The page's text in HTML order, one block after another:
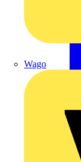
Wago